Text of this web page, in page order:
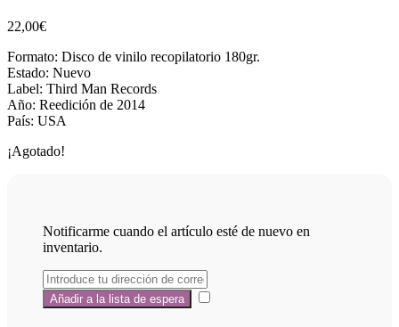
22,00€
Formato: Disco de vinilo recopilatorio 180gr.
Estado: Nuevo
Label: Third Man Records
Año: Reedición de 2014
País: USA
¡Agotado!
Notificarme cuando el artículo esté de nuevo en
inventario.